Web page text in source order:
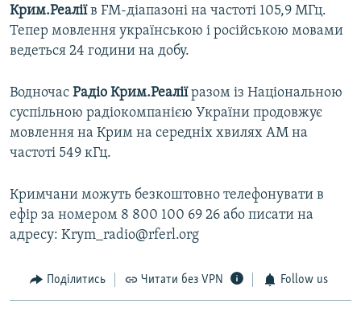
Крим.Реаліїв FM-діапазоні на частоті 105,9 МГц.
Тепер мовлення українською і російською мовами
ведеться 24 години на добу.
Водночас Радіо Крим.Реаліїразом із Національною
суспільною радіокомпанією України продовжує
мовлення на Крим на середніх хвилях АМ на
частоті 549 кГц.
Кримчани можуть безкоштовно телефонувати в
ефір за номером 8 800 100 69 26 або писати на
адресу: Krym_radio@rferl.org
Поділитись Читати без VPN Follow us